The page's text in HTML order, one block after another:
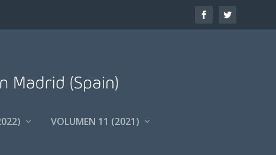
VOLUMEN 11 (2021)